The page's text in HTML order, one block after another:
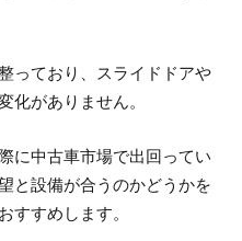
っており、スライドドアや
化がありません。
に中古車市場で出回ってい
と設備が合うのかどうかを
すすめします。